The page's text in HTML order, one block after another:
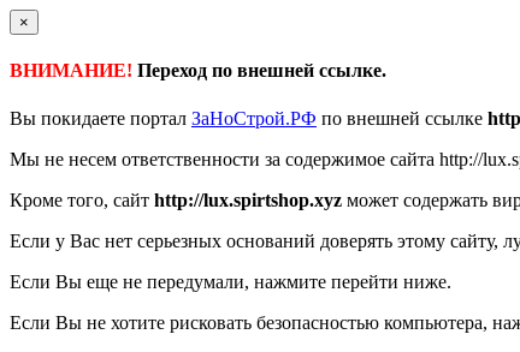
×
ВНИМАНИЕ! Переход по внешней ссылке.
Вы покидаете портал ЗаНоСтрой.РФ по внешней ссылке
Мы не несем ответственности за содержимое сайта http://
Кроме того, сайт http://lux.spirtshop.xyz может содержать
Если у Вас нет серьезных оснований доверять этому
Если Вы еще не передумали, нажмите перейти ниже.
Если Вы не хотите рисковать безопасностью компьютера,